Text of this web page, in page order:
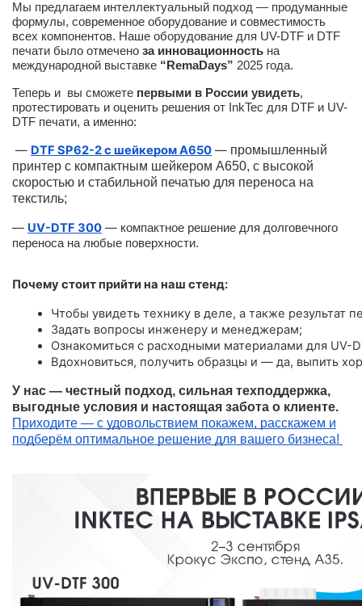
Мы предлагаем интеллектуальный подход — продуманные
формулы, современное оборудование и совместимость
всех компонентов. Наше оборудование для UV-DTF и DTF
печати было отмечено за инновационность на
международной выставке “RemaDays” 2025 года.
Теперь и вы сможете первыми в России увидеть,
протестировать и оценить решения от InkTec для DTF и UV-
DTF печати, а именно:
— DTF SP62-2 с шейкером A650 — промышленный
принтер с компактным шейкером А650, с высокой
скоростью и стабильной печатью для переноса на
текстиль;
— UV-DTF 300 — компактное решение для долговечного
переноса на любые поверхности.
Почему стоит прийти на наш стенд:
Чтобы увидеть технику в деле, а также результат
Задать вопросы инженеру и менеджерам;
Ознакомиться с расходными материалами для UV-
Вдохновиться, получить образцы и — да, выпить
У нас — честный подход, сильная техподдержка,
выгодные условия и настоящая забота о клиенте.
Приходите — с удовольствием покажем, расскажем и
подберём оптимальное решение для вашего бизнеса!